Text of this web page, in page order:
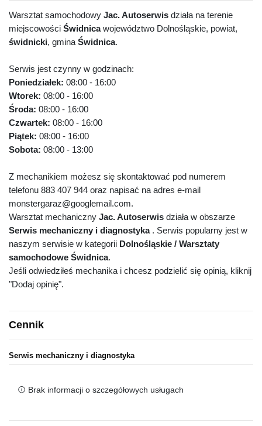
Warsztat samochodowy Jac. Autoserwis działa na terenie
miejscowości Świdnicawojewództwo Dolnośląskie, powiat,
świdnicki, gmina Świdnica.
Serwis jest czynny w godzinach:
Poniedziałek: 08:00 - 16:00
Wtorek: 08:00 - 16:00
Środa: 08:00 - 16:00
Czwartek: 08:00 - 16:00
Piątek: 08:00 - 16:00
Sobota: 08:00 - 13:00
Z mechanikiem możesz się skontaktować pod numerem
telefonu 883 407 944 oraz napisać na adres e-mail
monstergaraz@googlemail.com.
Warsztat mechaniczny Jac. Autoserwis działa w obszarze
Serwis mechaniczny i diagnostyka. Serwis popularny jest w
naszym serwisie w kategorii Dolnośląskie / Warsztaty
samochodowe Świdnica.
Jeśli odwiedziłeś mechanika i chcesz podzielić się opinią, kliknij
"Dodaj opinię".
Cennik
Serwis mechaniczny i diagnostyka
Brak informacji o szczegółowych usługach